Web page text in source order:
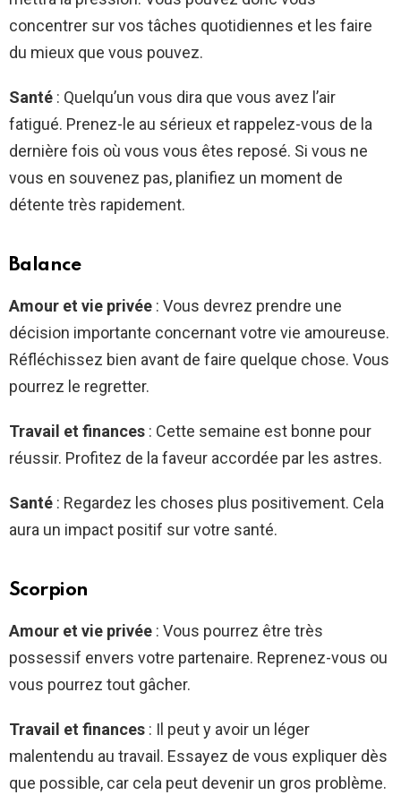
concentrer sur vos tâches quotidiennes et les faire
du mieux que vous pouvez.
Santé : Quelqu’un vous dira que vous avez l’air
fatigué. Prenez-le au sérieux et rappelez-vous de la
dernière fois où vous vous êtes reposé. Si vous ne
vous en souvenez pas, planifiez un moment de
détente très rapidement.
Balance
Amour et vie privée : Vous devrez prendre une
décision importante concernant votre vie amoureuse.
Réfléchissez bien avant de faire quelque chose. Vous
pourrez le regretter.
Travail et finances : Cette semaine est bonne pour
réussir. Profitez de la faveur accordée par les astres.
Santé : Regardez les choses plus positivement. Cela
aura un impact positif sur votre santé.
Scorpion
Amour et vie privée : Vous pourrez être très
possessif envers votre partenaire. Reprenez-vous ou
vous pourrez tout gâcher.
Travail et finances : Il peut y avoir un léger
malentendu au travail. Essayez de vous expliquer dès
que possible, car cela peut devenir un gros problème.